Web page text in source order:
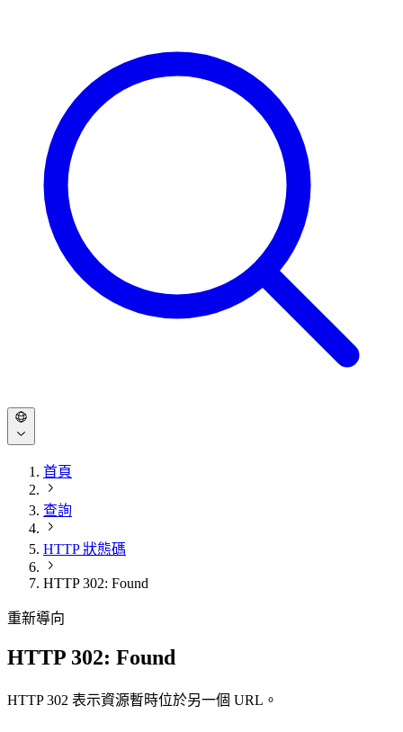
首頁
查詢
HTTP 狀態碼
HTTP 302: Found
重新導向
HTTP 302: Found
HTTP 302 表示資源暫時位於另一個 URL。